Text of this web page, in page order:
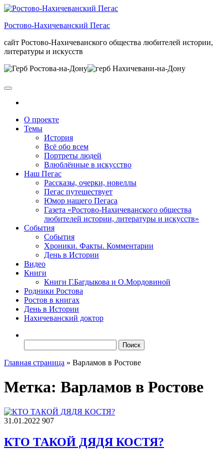
Skip
the
Ростово-Нахичеванский Пегас
сайт Ростово-Нахичеванского общества любителей истории,
литературы и искусств
О проекте
Темы
История
Всё обо всем
Портреты людей
Влюблённые в искусство
Наш Пегас
Рассказы, очерки, новеллы
Пегас путешествует
Юмор нашего Пегаса
Газета «Ростово-Нахичеванского общества
любителей истории, литературы и искусств»
События
События
Хроники. Факты. Комментарии
День в Истории
Видео
Книги
Книги Г.Багдыкова и О.Мордовиной
Родники Ростова
Ростов в книгах
День в Истории
Нахичеванский доктор
Главная страница » Варламов в Ростове
Метка: Варламов в Ростове
31.01.2022 907
КТО ТАКОЙ ДЯДЯ КОСТЯ?